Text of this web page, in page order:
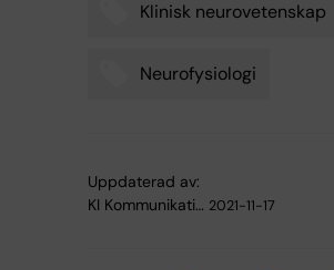
Klinisk neurovetenskap
Neurofysiologi
Uppdaterad av:
KI Kommunikati… 2021-11-17